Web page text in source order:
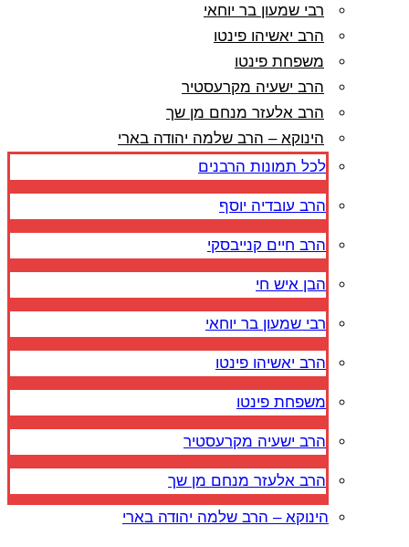
רבי שמעון בר יוחאי
הרב יאשיהו פינטו
משפחת פינטו
הרב ישעיה מקרעסטיר
הרב אלעזר מנחם מן שך
הינוקא – הרב שלמה יהודה בארי
לכל תמונות הרבנים
הרב עובדיה יוסף
הרב חיים קנייבסקי
הבן איש חי
רבי שמעון בר יוחאי
הרב יאשיהו פינטו
משפחת פינטו
הרב ישעיה מקרעסטיר
הרב אלעזר מנחם מן שך
הינוקא – הרב שלמה יהודה בארי